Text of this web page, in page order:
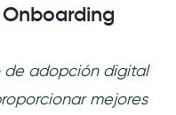
adopción digital
mejores